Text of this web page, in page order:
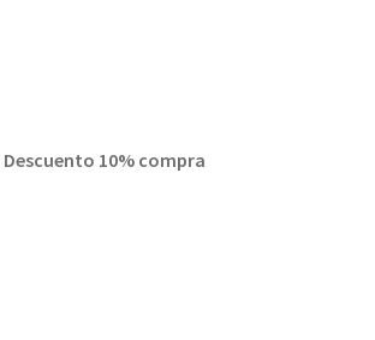
Descuento 10% compra